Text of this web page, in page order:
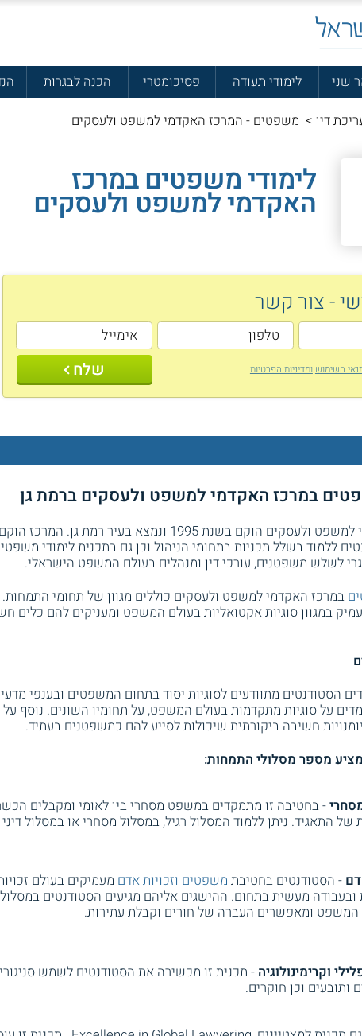
שני לימודי תעודה פסיכומטרי הכנה לבגרות
דין > משפטים - המרכז האקדמי למשפט ולעסקים
לימודי משפטים במרכז
האקדמי למשפט ולעסקים
- צור קשר
השימוש ומדיניות הפרטיות שלח
במרכז האקדמי למשפט ולעסקים ברמת גן
המרכז האקדמי למשפט ולעסקים הוקם בשנת 1995 ונמצא בעיר
ללמוד בשלל תכניות בתחומי הניהול וכן גם בתכנית לימודי
לשלש משפטנים, עורכי דין ומנהלים בעולם המשפט הישראלי.
במרכז האקדמי למשפט ולעסקים כוללים מגוון של תחומי
במגוון סוגיות אקטואליות בעולם המשפט ומעניקים להם כלים
הסטודנטים מתוודעים לסוגיות יסוד בתחום המשפטים ובענפי
על סוגיות מתקדמות בעולם המשפט, על תחומיו השונים. נוסף
חשיבה ביקורתית שיכולות לסייע להם כמשפטנים בעתיד.
מספר מסלולי התמחות:
- בחטיבה זו מתמקדים במשפט מסחרי בין לאומי ומקבלים
של התאגיד. ניתן ללמוד המסלול רגיל, במסלול מסחרי או במסלול
- הסטודנטים בחטיבתמשפטים וזכויות אדם מעמיקים בעולם
ובעבודה מעשית בתחום. ההישגים אליהם מגיעים הסטודנטים
ומאפשרים העברה של חורים וקבלת עתירות.
וקרימינולוגיה - תכנית זו מכשירה את הסטודנטים לשמש
ותובעים וכן חוקרים.